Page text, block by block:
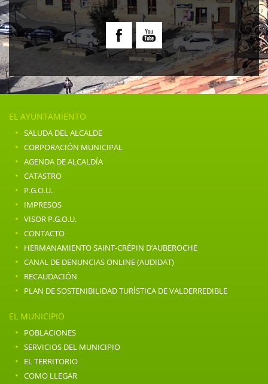
EL AYUNTAMIENTO
· SALUDA DEL ALCALDE
· CORPORACIÓN MUNICIPAL
· AGENDA DE ALCALDÍA
· CATASTRO
· P.G.O.U.
· IMPRESOS
· VISOR P.G.O.U.
· CONTACTO
· HERMANAMIENTO SAINT-CRÉPIN D’AUBEROCHE
· CANAL DE DENUNCIAS ONLINE (AUDIDAT)
· RECAUDACIÓN
· PLAN DE SOSTENIBILIDAD TURÍSTICA DE VALDERREDIBLE
EL MUNICIPIO
· POBLACIONES
· SERVICIOS DEL MUNICIPIO
· EL TERRITORIO
· COMO LLEGAR